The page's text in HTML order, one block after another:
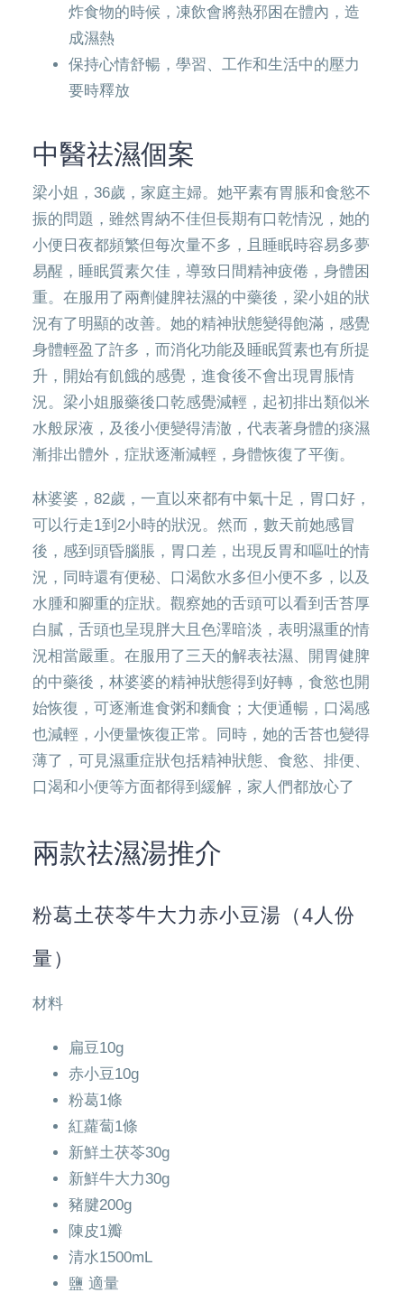
炸食物的時候，凍飲會將熱邪困在體內，造
成濕熱
保持心情舒暢，學習、工作和生活中的壓力
要時釋放
中醫祛濕個案
梁小姐，36歲，家庭主婦。她平素有胃脹和食慾不
振的問題，雖然胃納不佳但長期有口乾情況，她的
小便日夜都頻繁但每次量不多，且睡眠時容易多夢
易醒，睡眠質素欠佳，導致日間精神疲倦，身體困
重。在服用了兩劑健脾祛濕的中藥後，梁小姐的狀
況有了明顯的改善。她的精神狀態變得飽滿，感覺
身體輕盈了許多，而消化功能及睡眠質素也有所提
升，開始有飢餓的感覺，進食後不會出現胃脹情
況。梁小姐服藥後口乾感覺減輕，起初排出類似米
水般尿液，及後小便變得清澈，代表著身體的痰濕
漸排出體外，症狀逐漸減輕，身體恢復了平衡。
林婆婆，82歲，一直以來都有中氣十足，胃口好，
可以行走1到2小時的狀況。然而，數天前她感冒
後，感到頭昏腦脹，胃口差，出現反胃和嘔吐的情
況，同時還有便秘、口渴飲水多但小便不多，以及
水腫和腳重的症狀。觀察她的舌頭可以看到舌苔厚
白膩，舌頭也呈現胖大且色澤暗淡，表明濕重的情
況相當嚴重。在服用了三天的解表祛濕、開胃健脾
的中藥後，林婆婆的精神狀態得到好轉，食慾也開
始恢復，可逐漸進食粥和麵食；大便通暢，口渴感
也減輕，小便量恢復正常。同時，她的舌苔也變得
薄了，可見濕重症狀包括精神狀態、食慾、排便、
口渴和小便等方面都得到緩解，家人們都放心了
兩款祛濕湯推介
粉葛土茯苓牛大力赤小豆湯（4人份
量）
材料
扁豆10g
赤小豆10g
粉葛1條
紅蘿蔔1條
新鮮土茯苓30g
新鮮牛大力30g
豬腱200g
陳皮1瓣
清水1500mL
鹽 適量